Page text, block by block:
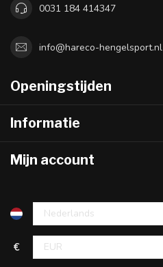
0031 184 414347
info@hareco-hengelsport.nl
Openingstijden
Informatie
Mijn account
€